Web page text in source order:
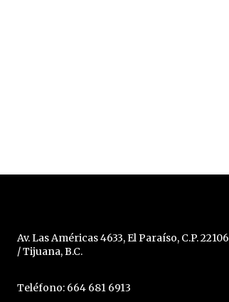
Av. Las Américas 4633, El Paraíso, C.P. 22106
/ Tijuana, B.C.
Teléfono: 664 681 6913